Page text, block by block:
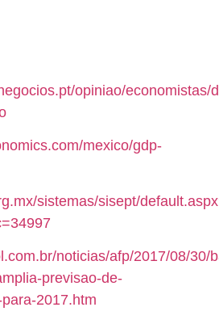
opiniao/economistas/
mexico/gdp-
sistemas/sisept/
noticias/afp/2017/08/30/
previsao-de-
2017.htm